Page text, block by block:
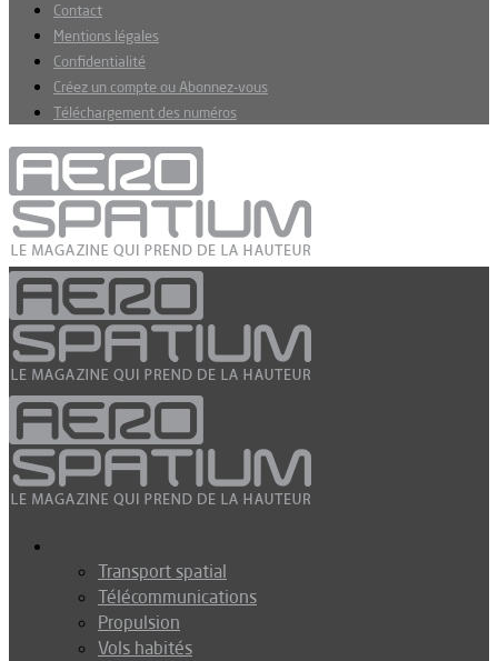
Contact
Mentions légales
Confidentialité
Créez un compte ou Abonnez-vous
Téléchargement des numéros
Transport spatial
Télécommunications
Propulsion
Vols habités